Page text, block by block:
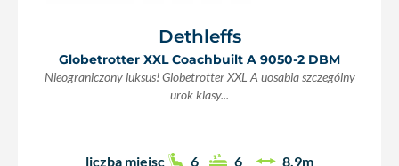
Dethleffs
Globetrotter XXL Coachbuilt A 9050-2 DBM
Nieograniczony luksus! Globetrotter XXL A uosabia szczególny
urok klasy...
liczba miejsc 6 6 8,9m